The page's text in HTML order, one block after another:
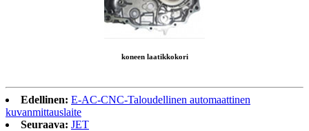
koneen laatikkokori
Edellinen: E-AC-CNC-Taloudellinen automaattinen
kuvanmittauslaite
Seuraava: JET